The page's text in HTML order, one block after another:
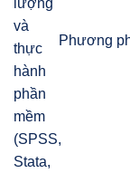
Phương